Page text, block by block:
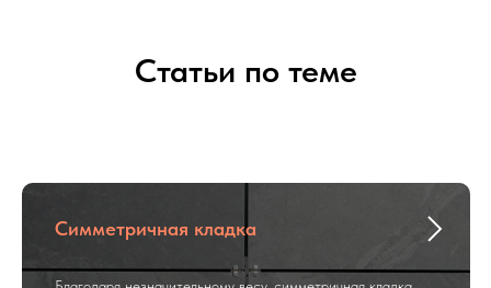
Статьи по теме
Симметричная кладка